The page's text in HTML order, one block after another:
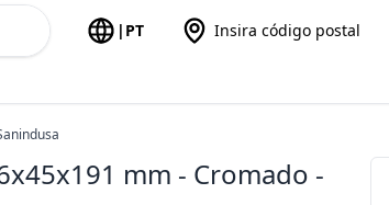
| PT Insira código postal
mm - Cromado -